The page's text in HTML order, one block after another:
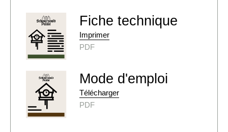
Fiche technique
Imprimer
PDF
Mode d'emploi
Télécharger
PDF